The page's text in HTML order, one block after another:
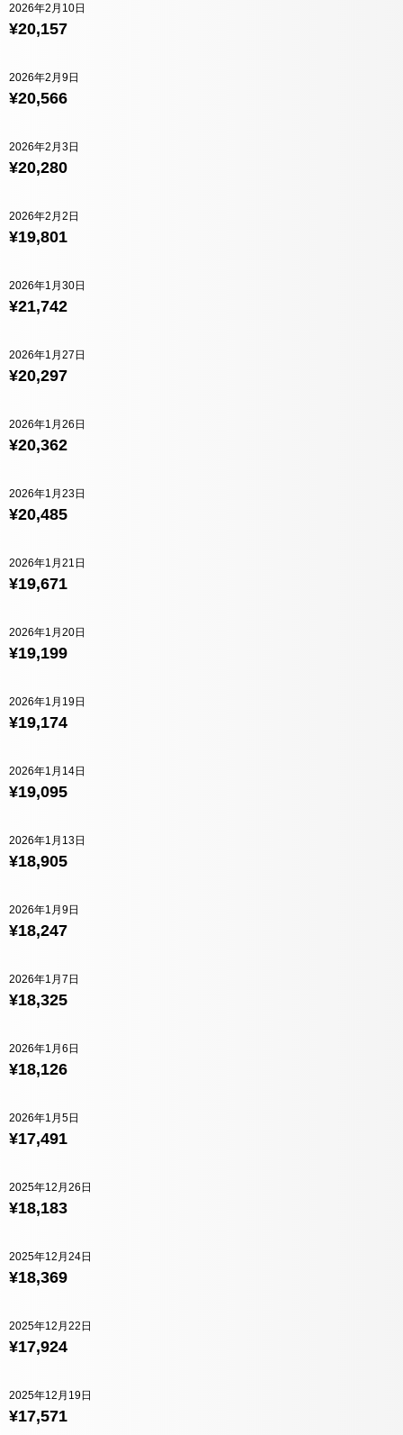
¥20,157
2026年2月10日
¥20,566
2026年2月9日
¥20,280
2026年2月3日
¥19,801
2026年2月2日
¥21,742
2026年1月30日
¥20,297
2026年1月27日
¥20,362
2026年1月26日
¥20,485
2026年1月23日
¥19,671
2026年1月21日
¥19,199
2026年1月20日
¥19,174
2026年1月19日
¥19,095
2026年1月14日
¥18,905
2026年1月13日
¥18,247
2026年1月9日
¥18,325
2026年1月7日
¥18,126
2026年1月6日
¥17,491
2026年1月5日
¥18,183
2025年12月26日
¥18,369
2025年12月24日
¥17,924
2025年12月22日
¥17,571
2025年12月19日